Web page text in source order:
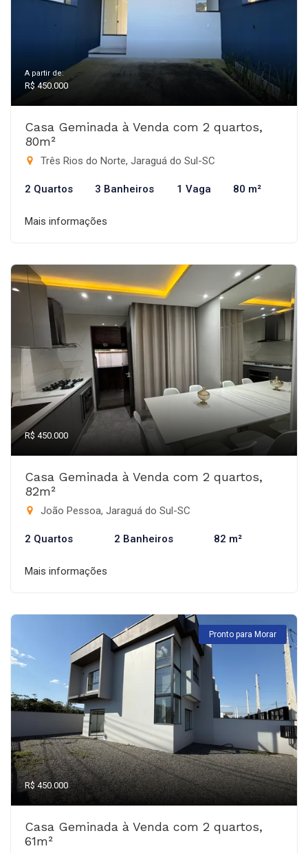
A partir de:
R$ 450.000
Casa Geminada à Venda com 2 quartos,
80m²
Três Rios do Norte, Jaraguá do Sul-SC
2 Quartos 3 Banheiros 1 Vaga 80 m²
Mais informações
R$ 450.000
Casa Geminada à Venda com 2 quartos,
82m²
João Pessoa, Jaraguá do Sul-SC
2 Quartos 2 Banheiros 82 m²
Mais informações
Pronto para Morar
R$ 450.000
Casa Geminada à Venda com 2 quartos,
61m²